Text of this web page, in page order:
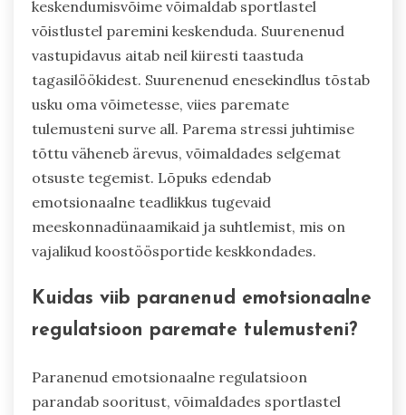
keskendumisvõime võimaldab sportlastel
võistlustel paremini keskenduda. Suurenenud
vastupidavus aitab neil kiiresti taastuda
tagasilöökidest. Suurenenud enesekindlus tõstab
usku oma võimetesse, viies paremate
tulemusteni surve all. Parema stressi juhtimise
tõttu väheneb ärevus, võimaldades selgemat
otsuste tegemist. Lõpuks edendab
emotsionaalne teadlikkus tugevaid
meeskonnadünaamikaid ja suhtlemist, mis on
vajalikud koostöösportide keskkondades.
Kuidas viib paranenud emotsionaalne
regulatsioon paremate tulemusteni?
Paranenud emotsionaalne regulatsioon
parandab sooritust, võimaldades sportlastel